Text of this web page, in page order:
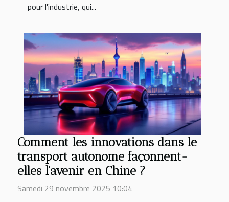
pour l'industrie, qui...
Comment les innovations dans le
transport autonome façonnent-
elles l'avenir en Chine ?
Samedi 29 novembre 2025 10:04